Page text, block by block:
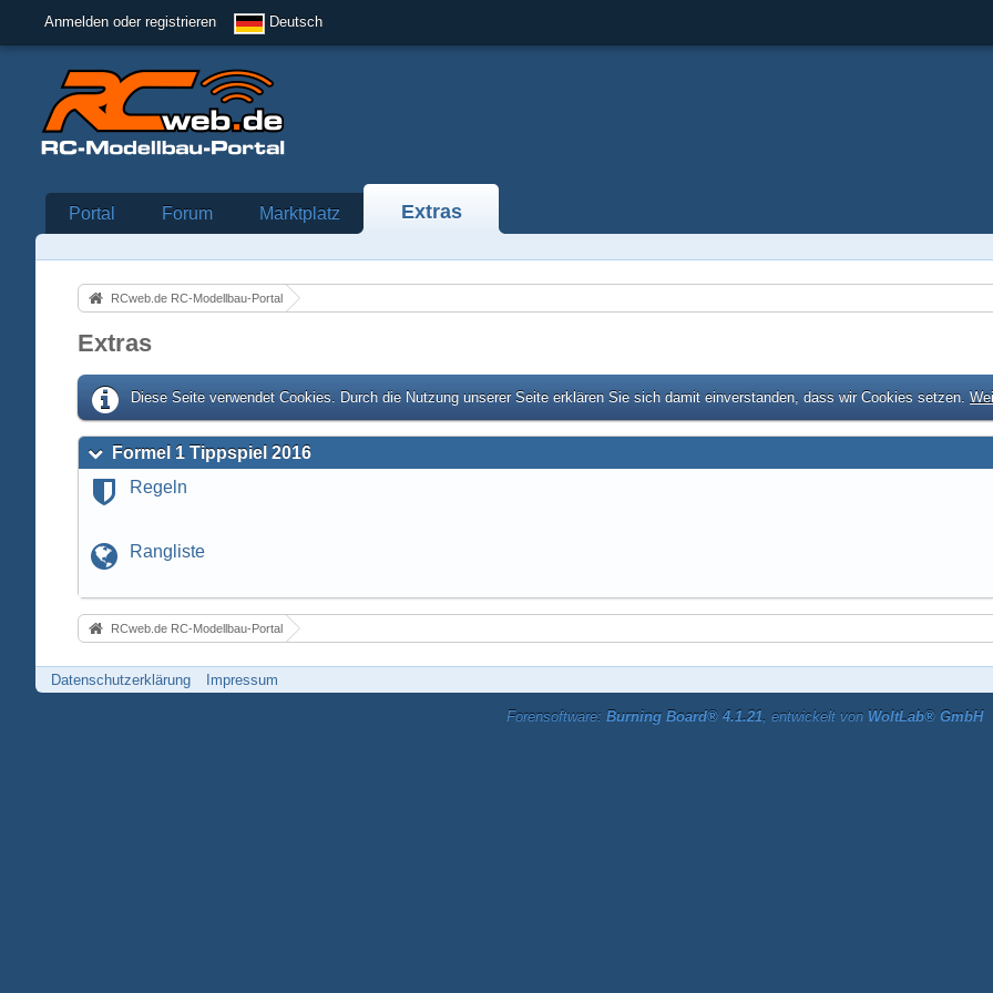
Anmelden oder registrieren Deutsch
Portal Forum Marktplatz Extras
RCweb.de RC-Modellbau-Portal
Extras
Diese Seite verwendet Cookies. Durch die Nutzung unserer Seite erklären Sie sich damit einverstanden, dass wir Cookies setzen.
Formel 1 Tippspiel 2016
Regeln
Rangliste
RCweb.de RC-Modellbau-Portal
Datenschutzerklärung Impressum
Forensoftware: Burning Board® 4.1.21, entwickelt von WoltLab® GmbH